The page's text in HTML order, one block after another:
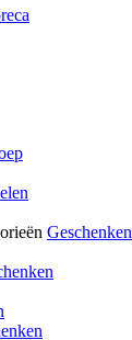
Geschenken